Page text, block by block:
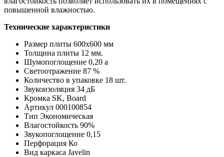
повышенной влажностью.
Технические характеристики
Размер плиты 600х600 мм
Толщина плиты 12 мм.
Шумопоглощение 0,20 а
Светоотражение 87 %
Количество в упаковке 18 шт.
Звукоизоляция 34 дБ
Кромка SK, Board
Артикул 000100854
Тип Экономическая
Влагостойкость 90%
Звукопоглощение 0,15
Перфорация Ко
Вид каркаса Javelin